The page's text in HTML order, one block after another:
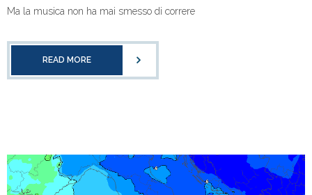
Ma la musica non ha mai smesso di correre
READ MORE